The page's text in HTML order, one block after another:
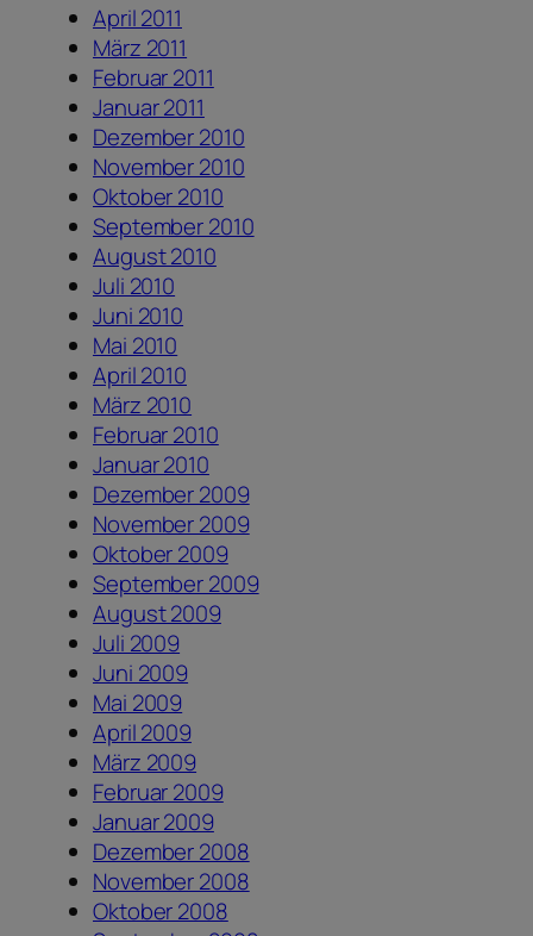
April 2011
März 2011
Februar 2011
Januar 2011
Dezember 2010
November 2010
Oktober 2010
September 2010
August 2010
Juli 2010
Juni 2010
Mai 2010
April 2010
März 2010
Februar 2010
Januar 2010
Dezember 2009
November 2009
Oktober 2009
September 2009
August 2009
Juli 2009
Juni 2009
Mai 2009
April 2009
März 2009
Februar 2009
Januar 2009
Dezember 2008
November 2008
Oktober 2008